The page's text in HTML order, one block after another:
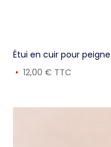
Étui en cuir pour
12,00 € TTC